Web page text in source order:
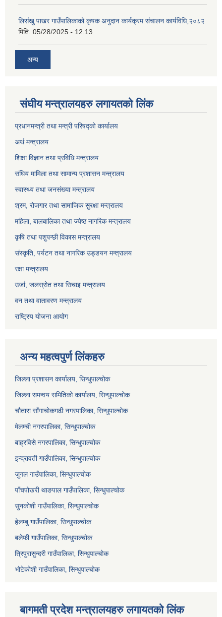
लिसंखु पाखर गाउँपालिकाको कृषक अनुदान कार्यक्रम संचालन कार्यविधि,२०८२
मिति: 05/28/2025 - 12:13
अन्य
संघीय मन्त्रालयहरु लगायतको लिंक
प्रधानमन्त्री तथा मन्त्री परिषद्को कार्यालय
अर्थ मन्त्रालय
शिक्षा विज्ञान तथा प्रविधि मन्त्रालय
संघिय मामिला तथा सामान्य प्रशासन मन्त्रालय
स्वास्थ्य तथा जनसंख्या मन्त्रालय
श्रम, रोजगार तथा सामाजिक सुरक्षा मन्त्रालय
महिला, बालबालिका तथा ज्येष्ठ नागरिक मन्त्रालय
कृषि तथा पशुपन्छी विकास मन्त्रालय
संस्कृति, पर्यटन तथा नागरिक उड्डयन मन्त्रालय
रक्षा मन्त्रालय
उर्जा, जलस्रोत तथा सिचाइ मन्त्रालय
वन तथा वातावरण मन्त्रालय
राष्ट्रिय योजना आयोग
अन्य महत्वपुर्ण लिंकहरु
जिल्ला प्रशासन कार्यालय, सिन्धुपाल्चोक
जिल्ला समन्वय समितिको कार्यालय, सिन्धुपाल्चोक
चौतारा साँगाचोकगढी नगरपालिका, सिन्धुपाल्चोक
मेलम्ची नगरपालिका, सिन्धुपाल्चोक
बाह्रविसे नगरपालिका, सिन्धुपाल्चोक
इन्द्रावती गाउँपालिका, सिन्धुपाल्चोक
जुगल गाउँपालिका, सिन्धुपाल्चोक
पाँचपोखरी थाङपाल गाउँपालिका, सिन्धुपाल्चोक
सुनकोशी गाउँपालिका, सिन्धुपाल्चोक
हेलम्बु गाउँपालिका, सिन्धुपाल्चोक
बलेफी गाउँपालिका, सिन्धुपाल्चोक
त्रिपुरासुन्दरी गाउँपालिका, सिन्धुपाल्चोक
भोटेकोशी गाउँपालिका, सिन्धुपाल्चोक
बागमती प्रदेश मन्त्रालयहरु लगायतको लिंक